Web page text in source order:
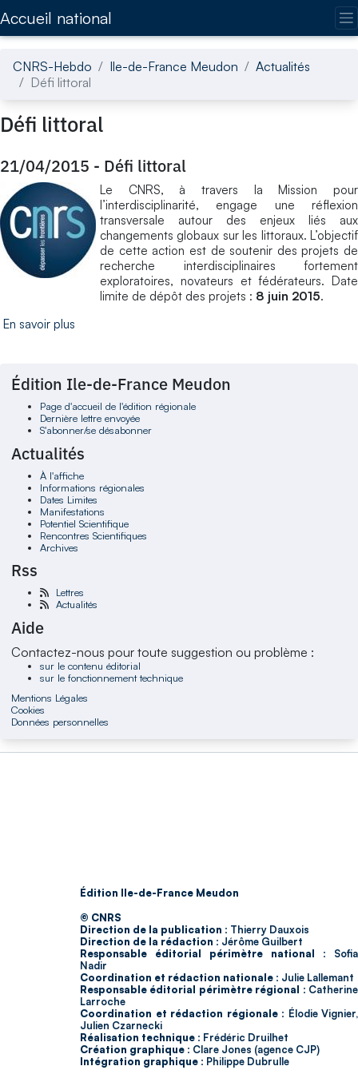
Accueil national
CNRS-Hebdo Ile-de-France Meudon
Actualités
Défi littoral
Défi littoral
21/04/2015 - Défi littoral
Le CNRS, à travers la Mission pour
l’interdisciplinarité, engage une réflexion
transversale autour des enjeux liés aux
changements globaux sur les littoraux. L’objectif
de cette action est de soutenir des projets de
recherche interdisciplinaires fortement
exploratoires, novateurs et fédérateurs. Date
limite de dépôt des projets : 8 juin 2015.
En savoir plus
Édition Ile-de-France Meudon
Page d'accueil de l'édition régionale
Dernière lettre envoyée
S'abonner/se désabonner
Actualités
À l'affiche
Informations régionales
Dates Limites
Manifestations
Potentiel Scientifique
Rencontres Scientifiques
Archives
Rss
Lettres
Actualités
Aide
Contactez-nous pour toute suggestion ou problème :
sur le contenu éditorial
sur le fonctionnement technique
Mentions Légales
Cookies
Données personnelles
Édition Ile-de-France Meudon
© CNRS
Direction de la publication : Thierry Dauxois
Direction de la rédaction : Jérôme Guilbert
Responsable éditorial périmètre national : Sofia
Nadir
Coordination et rédaction nationale : Julie Lallemant
Responsable éditorial périmètre régional : Catherine
Larroche
Coordination et rédaction régionale : Élodie Vignier,
Julien Czarnecki
Réalisation technique : Frédéric Druilhet
Création graphique : Clare Jones (agence CJP)
Intégration graphique : Philippe Dubrulle